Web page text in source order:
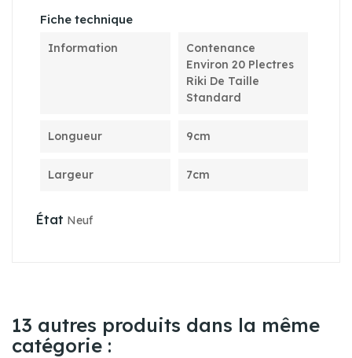
Fiche technique
Information
Contenance
Environ 20 Plectres
Riki De Taille
Standard
Longueur 9cm
Largeur 7cm
État Neuf
13 autres produits dans la même
catégorie :